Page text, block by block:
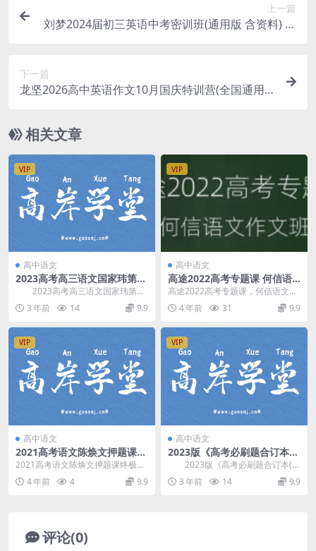
上一篇
刘梦2024届初三英语中考密训班(通用版 含资料) 百
下一篇
龙坚2026高中英语作文10月国庆特训营(全国通用)
相关文章
VIP
高中语文
2023高考高三语文国家玮第三
阶段（12.4G高清视频）百度
网盘分享
2023高考高三语文国家玮第三
阶段，百度网盘分享高考语文复习
课程12.4G高...
3 年前 14 9.9
VIP
高中语文
高途2022高考专题课 何信语
文作文班 百度网盘分享下载
含讲义
高途2022高考专题课，何信语文作
文班，百度网盘网课下载高考语文
作文课程4.34...
4 年前 31 9.9
VIP
高中语文
2021高考语文陈焕文押题课
（终极预测）（高清视频）百
度网盘分享下载
2021高考语文陈焕文押题课终极预
测，百度网盘高考语文复习高清视
频。资源目录01...
4 年前 4 9.9
VIP
高中语文
2023版《高考必刷题合订本
（新教材版）》语文（755M
PDF）百度网盘分享
2023版《高考必刷题合订本(新
教材版)》语文，755M百度网盘分
享PDF高...
3 年前 14 9.9
评论(0)